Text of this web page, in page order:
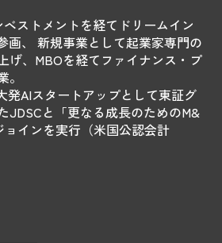
ストメントを経てドリームイン
画、 新規事業として起業家専門の
げ、MBOを経てファイナンス・プ
発AIスタートアップとして東証グ
JDSCと「更なる成長のためのM&
インを実行（米国公認会計